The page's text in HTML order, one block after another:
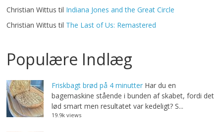
Christian Wittus til Indiana Jones and the Great Circle
Christian Wittus til The Last of Us: Remastered
Populære Indlæg
Friskbagt brød på 4 minutter Har du en
bagemaskine stående i bunden af skabet, fordi det
lød smart men resultatet var kedeligt? S...
19.9k views